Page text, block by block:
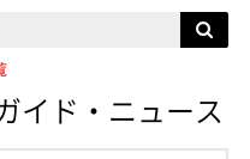
イド・ニュース